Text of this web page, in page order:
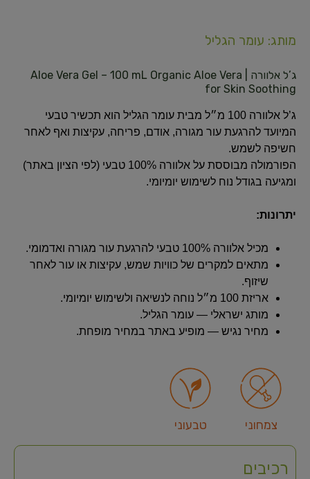
מותג: עומר הגליל
ג’ל אלוורה | Aloe Vera Gel – 100 mL Organic Aloe Vera
for Skin Soothing
ג’ל אלוורה 100 מ״ל מבית עומר הגליל הוא תכשיר טבעי
המיועד להרגעת עור מגורה, אודם, פריחה, עקיצות ואף לאחר
חשיפה לשמש.
הפורמולה מבוססת על אלוורה 100% טבעי (לפי הציון באתר)
ומגיעה בגודל נוח לשימוש יומיומי.
יתרונות:
מכיל אלוורה 100% טבעי להרגעת עור מגורה ואדמומי.
מתאים למקרים של כוויות שמש, עקיצות או עור לאחר
שיזוף.
אריזת 100 מ״ל נוחה לנשיאה ולשימוש יומיומי.
מותג ישראלי — עומר הגליל.
מחיר נגיש — מופיע באתר במחיר מופחת.
צמחוני טבעוני
רכיבים